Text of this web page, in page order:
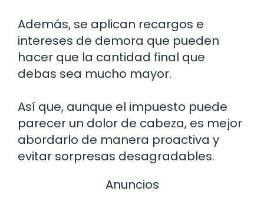
Además, se aplican recargos e
intereses de demora que pueden
hacer que la cantidad final que
debas sea mucho mayor.
Así que, aunque el impuesto puede
parecer un dolor de cabeza, es mejor
abordarlo de manera proactiva y
evitar sorpresas desagradables.
Anuncios